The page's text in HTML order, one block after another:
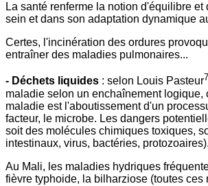
La santé renferme la notion d'équilibre
sein et dans son adaptation dynamique
Certes, l'incinération des ordures
entraîner des maladies pulmonaires...
- Déchets liquides : selon Louis Pasteur7
maladie selon un enchaînement
maladie est l'aboutissement d'un
facteur, le microbe. Les dangers
soit des molécules chimiques toxiques,
intestinaux, virus, bactéries, protozoaires).
Au Mali, les maladies hydriques
fièvre typhoide, la bilharziose (toutes